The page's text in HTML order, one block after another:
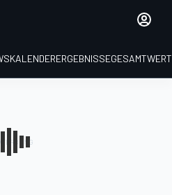
KALENDERERGEBNISSE